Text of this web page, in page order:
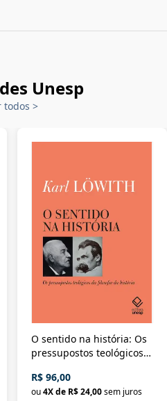
Unesp
todos >
O sentido na história: Os
pressupostos teológicos
R$ 96,00
ou 4X de R$ 24,00 sem juros